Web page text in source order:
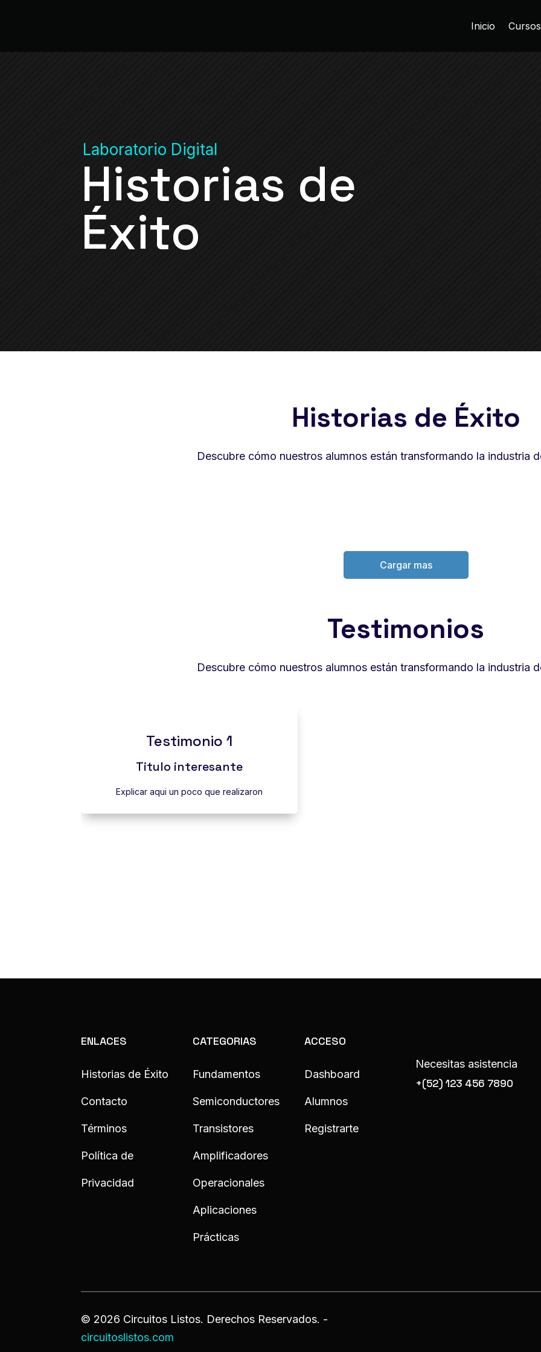
Inicio
Laboratorio Digital
Historias de
Éxito
Historias de Éxito
Descubre cómo nuestros alumnos están transformando la industria
Cargar mas
Testimonios
Descubre cómo nuestros alumnos están transformando la industria
Testimonio 1
Titulo interesante
Explicar aqui un poco que realizaron
ENLACES
Historias de Éxito
Contacto
Términos
Política de
Privacidad
CATEGORIAS
Fundamentos
Semiconductores
Transistores
Amplificadores
Operacionales
Aplicaciones
Prácticas
ACCESO
Dashboard
Alumnos
Registrarte
Necesitas asistencia
+(52) 123 456 7890
© 2026 Circuitos Listos. Derechos Reservados. -
circuitoslistos.com